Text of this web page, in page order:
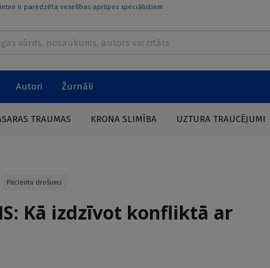
ir paredzēta veselības aprūpes speciālistiem
Autori Žurnāli
TRAUMAS KRONA SLIMĪBA UZTURA TRAUCĒJUMI
Pacientu drošums
Kā izdzīvot konfliktā ar